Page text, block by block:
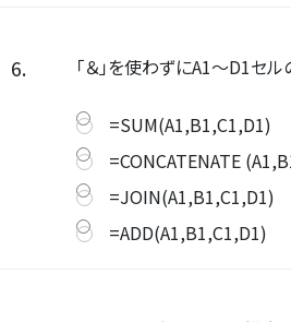
6. 「＆」を使わずにA1～D1セ
=SUM(A1,B1,C1,D1)
=CONCATENATE
=JOIN(A1,B1,C1,D1)
=ADD(A1,B1,C1,D1)